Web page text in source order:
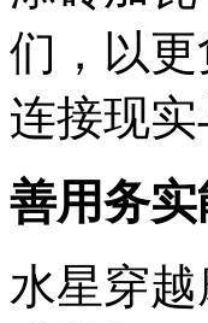
们，以
连接现
善用务
水星穿